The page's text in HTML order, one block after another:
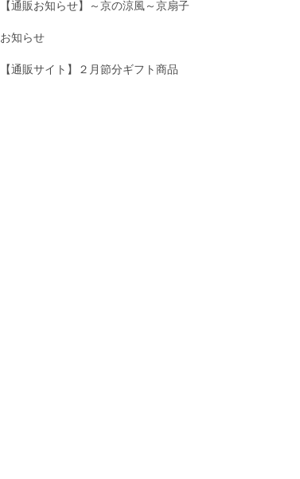
【通販お知らせ】～京の涼風～京扇子
お知らせ
【通販サイト】２月節分ギフト商品